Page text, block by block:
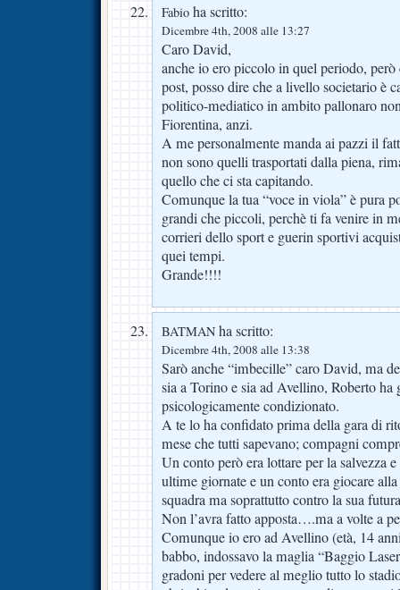
Fabio ha scritto:
Dicembre 4th, 2008 alle 13:27
Caro David,
anche io ero piccolo in quel periodo,
post, posso dire che a livello societario è
politico-mediatico in ambito pallonaro
Fiorentina, anzi.
A me personalmente manda ai pazzi il
non sono quelli trasportati dalla piena,
quello che ci sta capitando.
Comunque la tua “voce in viola” è pura
grandi che piccoli, perchè ti fa venire in
corrieri dello sport e guerin sportivi
quei tempi.
Grande!!!!
BATMAN ha scritto:
Dicembre 4th, 2008 alle 13:38
Sarò anche “imbecille” caro David, ma
sia a Torino e sia ad Avellino, Roberto ha
psicologicamente condizionato.
A te lo ha confidato prima della gara di
mese che tutti sapevano; compagni
Un conto però era lottare per la salvezza
ultime giornate e un conto era giocare
squadra ma soprattutto contro la sua
Non l’avra fatto apposta….ma a volte a
Comunque io ero ad Avellino (età, 14
babbo, indossavo la maglia “Baggio
gradoni per vedere al meglio tutto lo